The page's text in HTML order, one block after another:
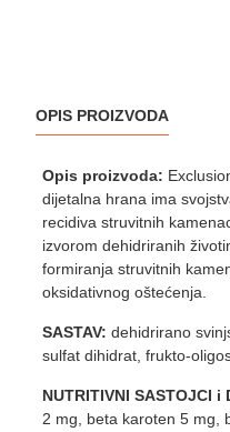
OPIS PROIZVODA
Opis proizvoda:
dijetalna hrana ima
recidiva struvitnih
izvorom dehidriranih
formiranja struvitnih
oksidativnog oštećenja.
SASTAV: dehidrirano
sulfat dihidrat, frukto-
NUTRITIVNI SASTOJCI i
2 mg, beta karoten 5 mg,